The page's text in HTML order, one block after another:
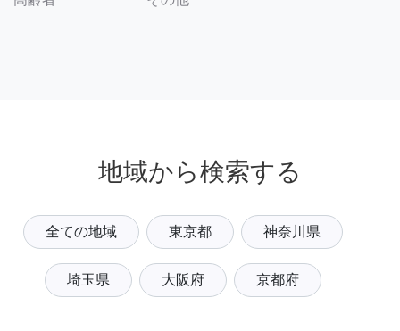
地域から検索する
全ての地域 東京都 神奈川県
埼玉県 大阪府 京都府